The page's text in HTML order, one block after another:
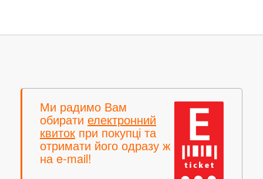
Ми радимо Вам
обирати електронний
квиток при покупці та
отримати його одразу ж
на e-mail!